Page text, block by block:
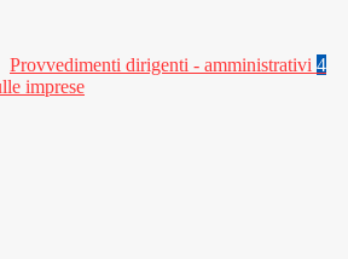
Provvedimenti dirigenti - amministrativi 4
imprese